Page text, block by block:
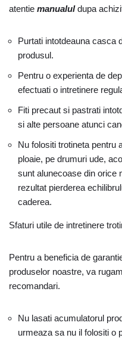
atentie manualuldupa
Purtati intotdeauna casca
produsul.
Pentru o experienta de
efectuati o intretinere
Fiti precaut si pastrati
si alte persoane atunci
Nu folositi trotineta pentru
ploaie, pe drumuri ude,
sunt alunecoase din orice
rezultat pierderea
caderea.
Sfaturi utile de intretinere
Pentru a beneficia de
produselor noastre, va
recomandari.
Nu lasati acumulatorul
urmeaza sa nu il folositi o